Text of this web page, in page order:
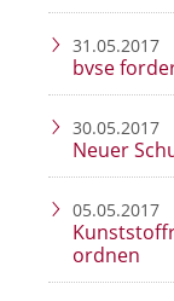
31.05.2017
bvse
30.05.2017
Neuer
05.05.2017
ordnen